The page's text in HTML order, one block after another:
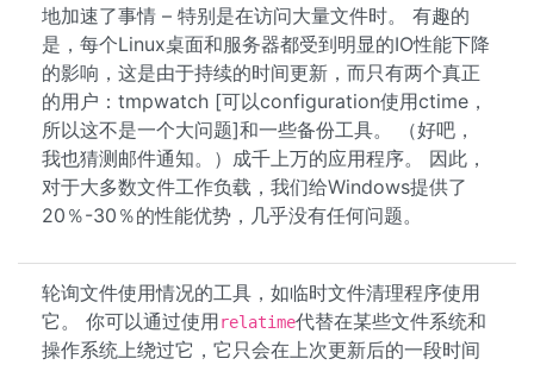
地加速了事情 – 特别是在访问大量文件时。 有趣的
是，每个Linux桌面和服务器都受到明显的IO性能下降
的影响，这是由于持续的时间更新，而只有两个真正
的用户：tmpwatch [可以configuration使用ctime，
所以这不是一个大问题]和一些备份工具。 （好吧，
我也猜测邮件通知。）成千上万的应用程序。 因此，
对于大多数文件工作负载，我们给Windows提供了
20％-30％的性能优势，几乎没有任何问题。
轮询文件使用情况的工具，如临时文件清理程序使用
它。 你可以通过使用relatime代替在某些文件系统和
操作系统上绕过它，它只会在上次更新后的一段时间